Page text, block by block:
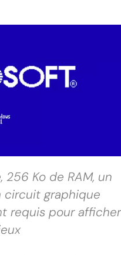
Ko de RAM, un
graphique
requis pour afficher